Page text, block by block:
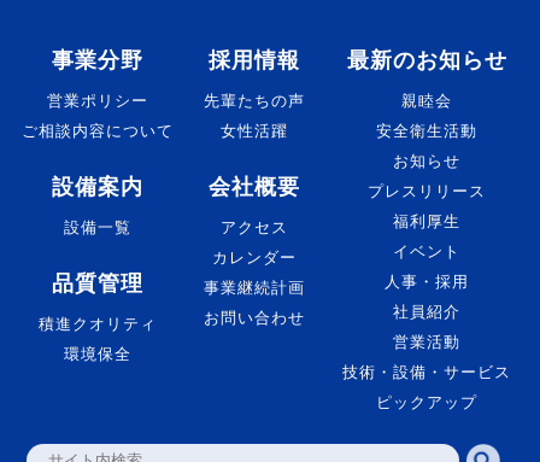
事業分野
営業ポリシー
ご相談内容について
設備案内
設備一覧
品質管理
積進クオリティ
環境保全
採用情報
先輩たちの声
女性活躍
会社概要
アクセス
カレンダー
事業継続計画
お問い合わせ
最新のお知らせ
親睦会
安全衛生活動
お知らせ
プレスリリース
福利厚生
イベント
人事・採用
社員紹介
営業活動
技術・設備・サービス
ピックアップ